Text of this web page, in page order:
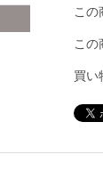
この
この
買い